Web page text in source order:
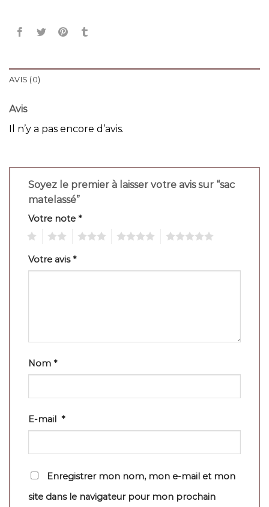
AVIS (0)
Avis
Il n’y a pas encore d’avis.
Soyez le premier à laisser votre avis sur “sac
matelassé”
Votre note *
Votre avis*
Nom *
E-mail *
Enregistrer mon nom, mon e-mail et mon
site dans le navigateur pour mon prochain